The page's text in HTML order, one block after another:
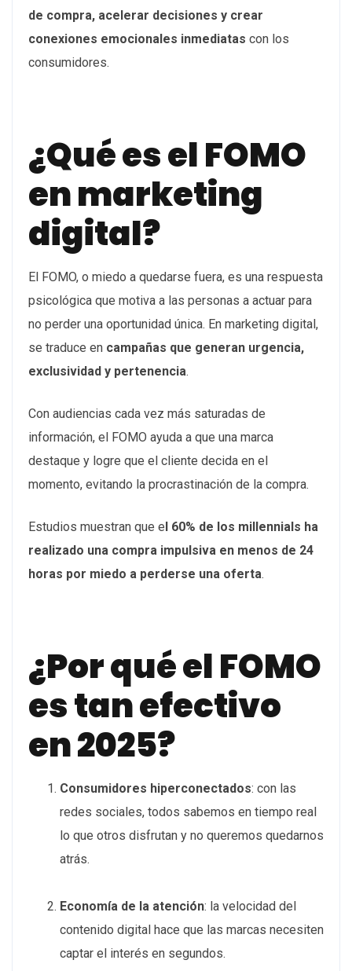
de compra, acelerar decisiones y crear
conexiones emocionales inmediatas con los
consumidores.
¿Qué es el FOMO
en marketing
digital?
El FOMO, o miedo a quedarse fuera, es una respuesta
psicológica que motiva a las personas a actuar para
no perder una oportunidad única. En marketing digital,
se traduce en campañas que generan urgencia,
exclusividad y pertenencia.
Con audiencias cada vez más saturadas de
información, el FOMO ayuda a que una marca
destaque y logre que el cliente decida en el
momento, evitando la procrastinación de la compra.
Estudios muestran que el 60% de los millennials ha
realizado una compra impulsiva en menos de 24
horas por miedo a perderse una oferta.
¿Por qué el FOMO
es tan efectivo
en 2025?
Consumidores hiperconectados: con las
redes sociales, todos sabemos en tiempo real
lo que otros disfrutan y no queremos quedarnos
atrás.
Economía de la atención: la velocidad del
contenido digital hace que las marcas necesiten
captar el interés en segundos.